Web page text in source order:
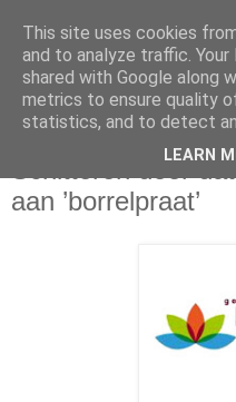
zaterdag 6 augustus
Schitteren door
aan ’borrelpraat’
This site uses cookies
and to analyze traffic.
shared with Google along
metrics to ensure quality
statistics, and to detect
LEARN